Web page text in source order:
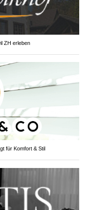
ZH erleben
für Komfort & Stil